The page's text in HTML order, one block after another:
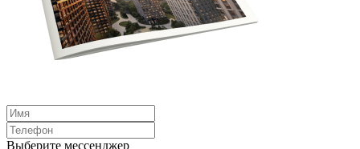
Выберите мессенджер